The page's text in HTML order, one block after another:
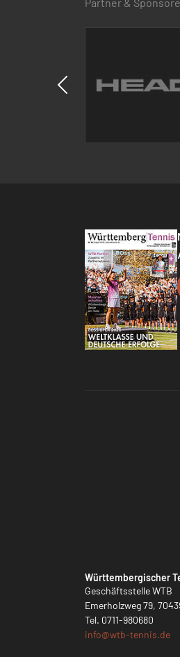
Württembergischer
Geschäftsstelle WTB
Emerholzweg 79,
Tel. 0711-980680
info@wtb-tennis.de